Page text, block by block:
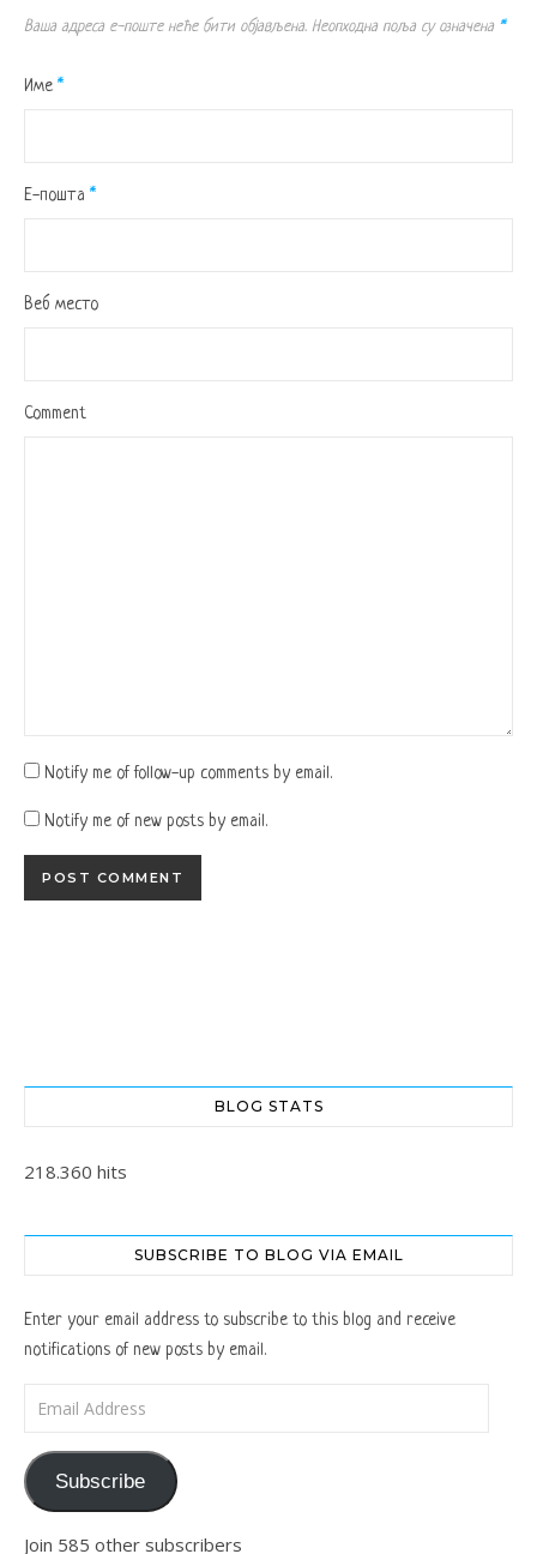
Ваша адреса е-поште неће бити објављена. Неопходна поља су означена *
Име *
Е-пошта *
Веб место
Comment
Notify me of follow-up comments by email.
Notify me of new posts by email.
BLOG STATS
218.360 hits
SUBSCRIBE TO BLOG VIA EMAIL
Enter your email address to subscribe to this blog and receive
notifications of new posts by email.
Email Address
Subscribe
Join 585 other subscribers